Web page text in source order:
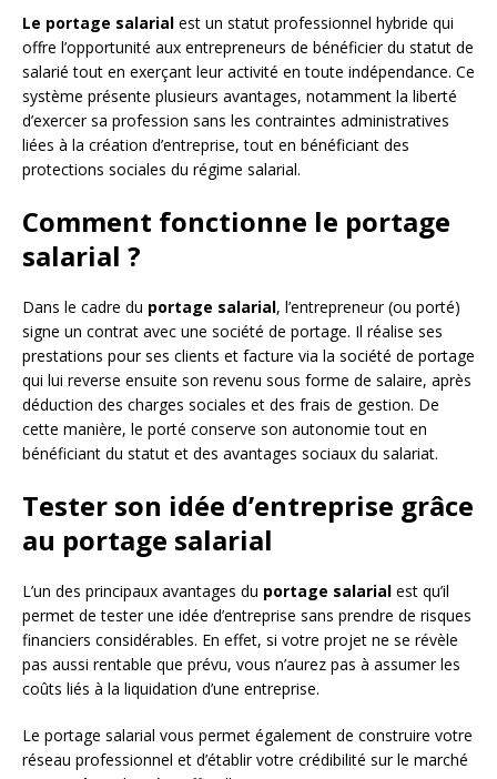
Le portage salarial est un statut professionnel hybride qui
offre l’opportunité aux entrepreneurs de bénéficier du statut de
salarié tout en exerçant leur activité en toute indépendance. Ce
système présente plusieurs avantages, notamment la liberté
d’exercer sa profession sans les contraintes administratives
liées à la création d’entreprise, tout en bénéficiant des
protections sociales du régime salarial.
Comment fonctionne le portage
salarial ?
Dans le cadre du portage salarial, l’entrepreneur (ou porté)
signe un contrat avec une société de portage. Il réalise ses
prestations pour ses clients et facture via la société de portage
qui lui reverse ensuite son revenu sous forme de salaire, après
déduction des charges sociales et des frais de gestion. De
cette manière, le porté conserve son autonomie tout en
bénéficiant du statut et des avantages sociaux du salariat.
Tester son idée d’entreprise grâce
au portage salarial
L’un des principaux avantages du portage salarial est qu’il
permet de tester une idée d’entreprise sans prendre de risques
financiers considérables. En effet, si votre projet ne se révèle
pas aussi rentable que prévu, vous n’aurez pas à assumer les
coûts liés à la liquidation d’une entreprise.
Le portage salarial vous permet également de construire votre
réseau professionnel et d’établir votre crédibilité sur le marché